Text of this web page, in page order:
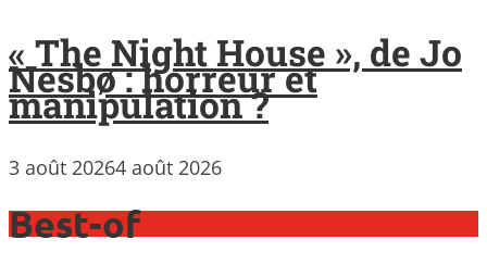
« The Night House », de Jo
Nesbø : horreur et
manipulation ?
3 août 20264 août 2026
Best-of